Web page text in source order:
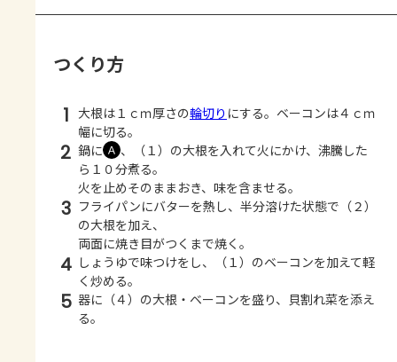
つくり方
1 大根は１ｃｍ厚さの輪切り にする。ベーコンは４ｃｍ
幅に切る。
2 鍋に Ａ 、（１）の大根を入れて火にかけ、沸騰した
ら１０分煮る。
火を止めそのままおき、味を含ませる。
3 フライパンにバターを熱し、半分溶けた状態で（２）
の大根を加え、
両面に焼き目がつくまで焼く。
4 しょうゆで味つけをし、（１）のベーコンを加えて軽
く炒める。
5 器に（４）の大根・ベーコンを盛り、貝割れ菜を添え
る。